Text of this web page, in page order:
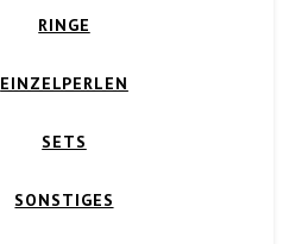
RINGE
EINZELPERLEN
SETS
SONSTIGES